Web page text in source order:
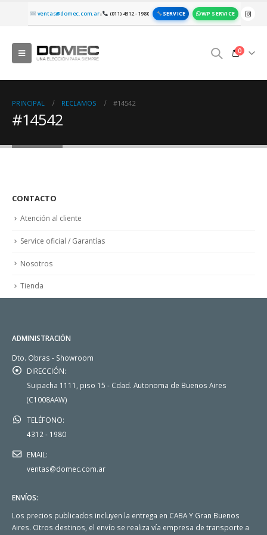
ventas@domec.com.ar| (011) 4312 - 1980 SERVICE WP SERVICE
0
PRINCIPAL RECLAMOS #14542
#14542
CONTACTO
Atención al cliente
Service oficial / Garantías
Nosotros
Tienda
ADMINISTRACIÓN
Dto. Obras - Showroom
DIRECCIÓN:
Suipacha 1111, piso 15 - Cdad. Autonoma de Buenos Aires
(C1008AAW)
TELÉFONO:
4312 - 1980
EMAIL:
ventas@domec.com.ar
ENVÍOS:
Los precios publicados incluyen la entrega en CABA Y Gran Buenos
Aires. Otros destinos, el envío se realiza vía empresa de transporte a